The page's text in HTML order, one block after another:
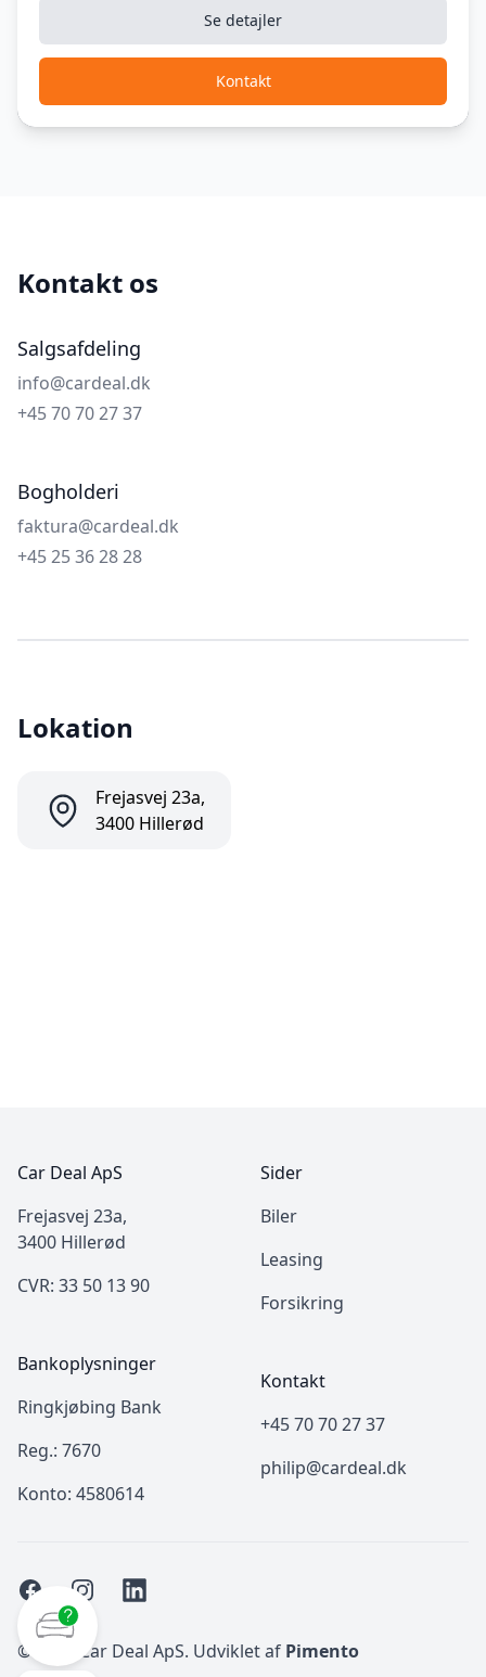
Se detajler
Kontakt
Kontakt os
Salgsafdeling
info@cardeal.dk
+45 70 70 27 37
Bogholderi
faktura@cardeal.dk
+45 25 36 28 28
Lokation
Frejasvej 23a,
3400 Hillerød
Car Deal ApS
Frejasvej 23a,
3400 Hillerød
CVR: 33 50 13 90
Bankoplysninger
Ringkjøbing Bank
Reg.: 7670
Konto: 4580614
Sider
Biler
Leasing
Forsikring
Kontakt
+45 70 70 27 37
philip@cardeal.dk
FacebookInstagramLinkedIn
© 2011 Car Deal ApS. Udviklet af Pimento